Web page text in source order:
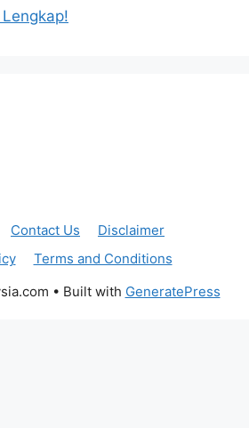
Contact Us
Disclaimer
Terms and Conditions
• Built with GeneratePress